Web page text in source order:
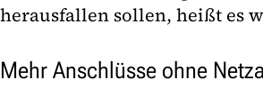
herausfallen sollen, heißt es
Mehr Anschlüsse ohne